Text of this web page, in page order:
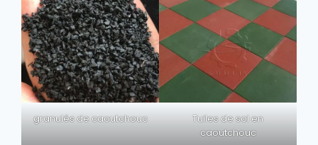
granulés de caoutchouc
Tuiles de sol en
caoutchouc